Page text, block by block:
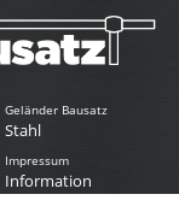
Geländer Bausatz
Stahl
Impressum
Information